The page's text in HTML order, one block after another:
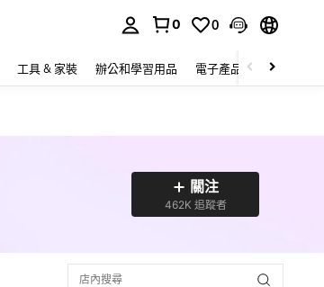
0 0
工具 & 家裝 辦公和學習用品 電子產品 玩具
關注
462K 追蹤者